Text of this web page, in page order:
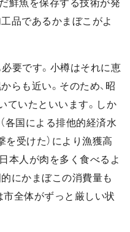
鮮魚を保存する技術が発
品であるかまぼこがよ
要です。小樽はそれに恵
らも近い。そのため、昭
ていたといいます。しか
各国による排他的経済水
受けた）により漁獲高
本人が肉を多く食べるよ
にかまぼこの消費量も
市全体がずっと厳しい状